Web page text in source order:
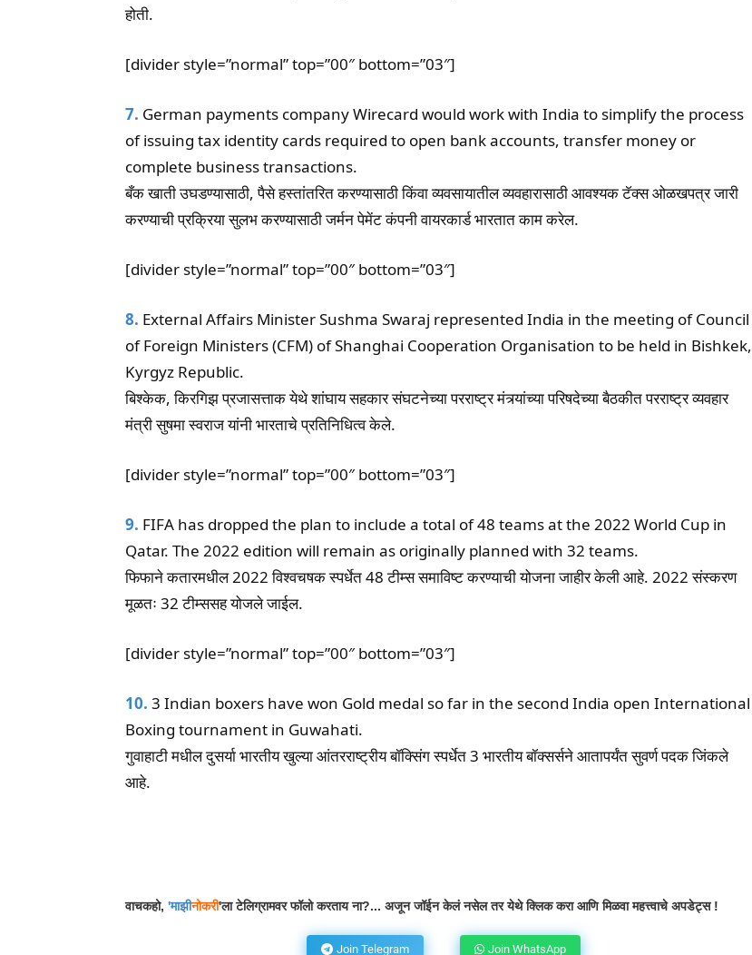
होती.
[divider style=”normal” top=”00″ bottom=”03″]
7. German payments company Wirecard would work with India to simplify the process
of issuing tax identity cards required to open bank accounts, transfer money or
complete business transactions.
बँक खाती उघडण्यासाठी, पैसे हस्तांतरित करण्यासाठी किंवा व्यवसायातील व्यवहारासाठी आवश्यक टॅक्स ओळखपत्र जारी
करण्याची प्रक्रिया सुलभ करण्यासाठी जर्मन पेमेंट कंपनी वायरकार्ड भारतात काम करेल.
[divider style=”normal” top=”00″ bottom=”03″]
8. External Affairs Minister Sushma Swaraj represented India in the meeting of Council
of Foreign Ministers (CFM) of Shanghai Cooperation Organisation to be held in Bishkek,
Kyrgyz Republic.
बिश्केक, किरगिझ प्रजासत्ताक येथे शांघाय सहकार संघटनेच्या परराष्ट्र मंत्र्यांच्या परिषदेच्या बैठकीत परराष्ट्र व्यवहार
मंत्री सुषमा स्वराज यांनी भारताचे प्रतिनिधित्व केले.
[divider style=”normal” top=”00″ bottom=”03″]
9. FIFA has dropped the plan to include a total of 48 teams at the 2022 World Cup in
Qatar. The 2022 edition will remain as originally planned with 32 teams.
फिफाने कतारमधील 2022 विश्वचषक स्पर्धेत 48 टीम्स समाविष्ट करण्याची योजना जाहीर केली आहे. 2022 संस्करण
मूळतः 32 टीम्ससह योजले जाईल.
[divider style=”normal” top=”00″ bottom=”03″]
10. 3 Indian boxers have won Gold medal so far in the second India open International
Boxing tournament in Guwahati.
गुवाहाटी मधील दुसर्या भारतीय खुल्या आंतरराष्ट्रीय बॉक्सिंग स्पर्धेत 3 भारतीय बॉक्सर्सने आतापर्यंत सुवर्ण पदक जिंकले
आहे.
वाचकहो, 'माझीनोकरी'ला टेलिग्रामवर फॉलो करताय ना?... अजून जॉईन केलं नसेल तर येथे क्लिक करा आणि मिळवा महत्त्वाचे अपडेट्स !
Join Telegram Join WhatsApp